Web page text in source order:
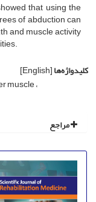
that using the
of abduction can
and muscle activity
کلیدواژه‌ها[English]
muscle
مراجع